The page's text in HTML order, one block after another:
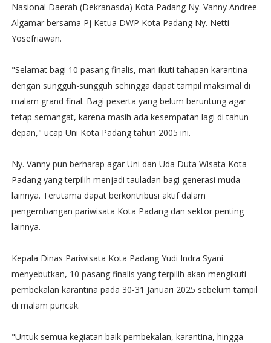
Nasional Daerah (Dekranasda) Kota Padang Ny. Vanny Andree
Algamar bersama Pj Ketua DWP Kota Padang Ny. Netti
Yosefriawan.
"Selamat bagi 10 pasang finalis, mari ikuti tahapan karantina
dengan sungguh-sungguh sehingga dapat tampil maksimal di
malam grand final. Bagi peserta yang belum beruntung agar
tetap semangat, karena masih ada kesempatan lagi di tahun
depan," ucap Uni Kota Padang tahun 2005 ini.
Ny. Vanny pun berharap agar Uni dan Uda Duta Wisata Kota
Padang yang terpilih menjadi tauladan bagi generasi muda
lainnya. Terutama dapat berkontribusi aktif dalam
pengembangan pariwisata Kota Padang dan sektor penting
lainnya.
Kepala Dinas Pariwisata Kota Padang Yudi Indra Syani
menyebutkan, 10 pasang finalis yang terpilih akan mengikuti
pembekalan karantina pada 30-31 Januari 2025 sebelum tampil
di malam puncak.
"Untuk semua kegiatan baik pembekalan, karantina, hingga